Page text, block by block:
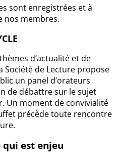
sont enregistrées et à
nos membres.
d’actualité et de
de Lecture propose
un panel d’orateurs
de débattre sur le sujet
Un moment de convivialité
précède toute rencontre
est enjeu